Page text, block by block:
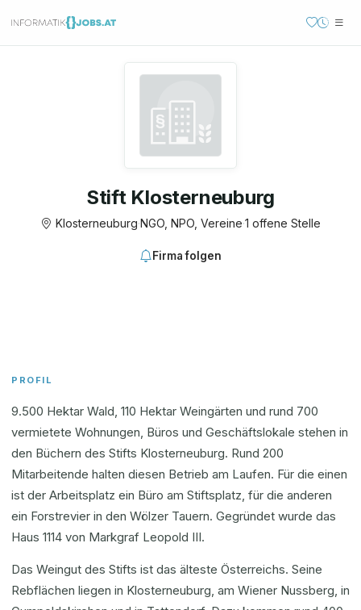
Stift Klosterneuburg
Klosterneuburg·NGO, NPO, Vereine·1 offene Stelle
Firma folgen
PROFIL
9.500 Hektar Wald, 110 Hektar Weingärten und rund 700
vermietete Wohnungen, Büros und Geschäftslokale stehen in
den Büchern des Stifts Klosterneuburg. Rund 200
Mitarbeitende halten diesen Betrieb am Laufen. Für die einen
ist der Arbeitsplatz ein Büro am Stiftsplatz, für die anderen
ein Forstrevier in den Wölzer Tauern. Gegründet wurde das
Haus 1114 von Markgraf Leopold III.
Das Weingut des Stifts ist das älteste Österreichs. Seine
Rebflächen liegen in Klosterneuburg, am Wiener Nussberg, in